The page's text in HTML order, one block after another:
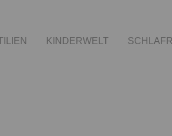
KINDERWELT